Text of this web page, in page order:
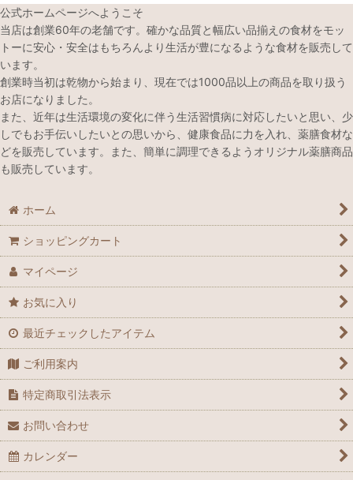
公式ホームページへようこそ
当店は創業60年の老舗です。確かな品質と幅広い品揃えの食材をモッ
トーに安心・安全はもちろんより生活が豊になるような食材を販売して
います。
創業時当初は乾物から始まり、現在では1000品以上の商品を取り扱う
お店になりました。
また、近年は生活環境の変化に伴う生活習慣病に対応したいと思い、少
しでもお手伝いしたいとの思いから、健康食品に力を入れ、薬膳食材な
どを販売しています。また、簡単に調理できるようオリジナル薬膳商品
も販売しています。
ホーム
ショッピングカート
マイページ
お気に入り
最近チェックしたアイテム
ご利用案内
特定商取引法表示
お問い合わせ
カレンダー